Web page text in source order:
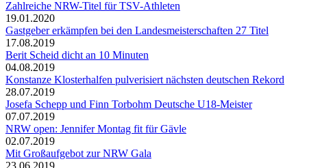
Zahlreiche NRW-Titel für TSV-Athleten
19.01.2020
Gastgeber erkämpfen bei den Landesmeisterschaften 27 Titel
17.08.2019
Berit Scheid dicht an 10 Minuten
04.08.2019
Konstanze Klosterhalfen pulverisiert nächsten deutschen Rekord
28.07.2019
Josefa Schepp und Finn Torbohm Deutsche U18-Meister
07.07.2019
NRW open: Jennifer Montag fit für Gävle
02.07.2019
Mit Großaufgebot zur NRW Gala